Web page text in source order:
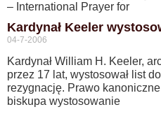
– International Prayer for
Kardynał Keeler
04-7-2006
Kardynał William H. Keeler,
przez 17 lat, wystosował list
rezygnację. Prawo
biskupa wystosowanie